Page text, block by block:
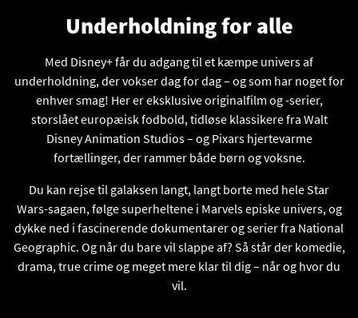
Underholdning for alle
Med Disney+ får du adgang til et kæmpe univers af
underholdning, der vokser dag for dag – og som har noget for
enhver smag! Her er eksklusive originalfilm og -serier,
storslået europæisk fodbold, tidløse klassikere fra Walt
Disney Animation Studios – og Pixars hjertevarme
fortællinger, der rammer både børn og voksne.
Du kan rejse til galaksen langt, langt borte med hele Star
Wars-sagaen, følge superheltene i Marvels episke univers, og
dykke ned i fascinerende dokumentarer og serier fra National
Geographic. Og når du bare vil slappe af? Så står der komedie,
drama, true crime og meget mere klar til dig – når og hvor du
vil.